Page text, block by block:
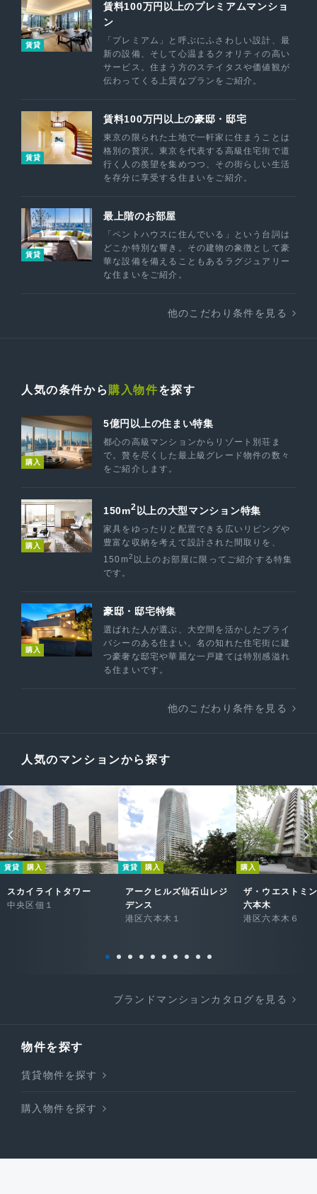
賃貸
賃料100万円以上のプレミアムマンショ
ン
「プレミアム」と呼ぶにふさわしい設計、最
新の設備、そして心温まるクオリティの高い
サービス。住まう方のステイタスや価値観が
伝わってくる上質なプランをご紹介。
賃貸
賃料100万円以上の豪邸・邸宅
東京の限られた土地で一軒家に住まうことは
格別の贅沢。東京を代表する高級住宅街で道
行く人の羨望を集めつつ、その街らしい生活
を存分に享受する住まいをご紹介。
賃貸
最上階のお部屋
「ペントハウスに住んでいる」という台詞は
どこか特別な響き。その建物の象徴として豪
華な設備を備えることもあるラグジュアリー
な住まいをご紹介。
他のこだわり条件を見る
人気の条件から 購入物件を探す
購入
5億円以上の住まい特集
都心の高級マンションからリゾート別荘ま
で。贅を尽くした最上級グレード物件の数々
をご紹介します。
購入
150m2 以上の大型マンション特集
家具をゆったりと配置できる広いリビングや
豊富な収納を考えて設計された間取りを、
150m2 以上のお部屋に限ってご紹介する特集
です。
購入
豪邸・邸宅特集
選ばれた人が選ぶ、大空間を活かしたプライ
バシーのある住まい。名の知れた住宅街に建
つ豪奢な邸宅や華麗な一戸建ては特別感溢れ
る住まいです。
他のこだわり条件を見る
人気のマンションから探す
賃貸 購入
スカイライトタワー
中央区佃１
賃貸 購入
アークヒルズ仙石山レジ
デンス
港区六本木１
購入
ザ・ウエストミ
六本木
港区六本木６
ブランドマンションカタログを見る
物件を探す
賃貸物件を探す
購入物件を探す